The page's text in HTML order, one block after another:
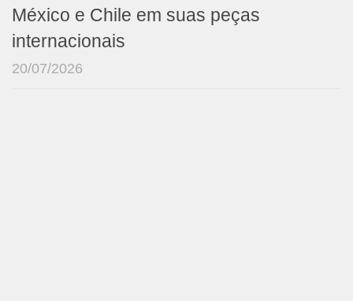
México e Chile em suas peças
internacionais
20/07/2026